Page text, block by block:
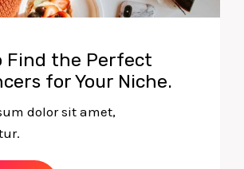
Find the Perfect
for Your Niche.
dolor sit amet,